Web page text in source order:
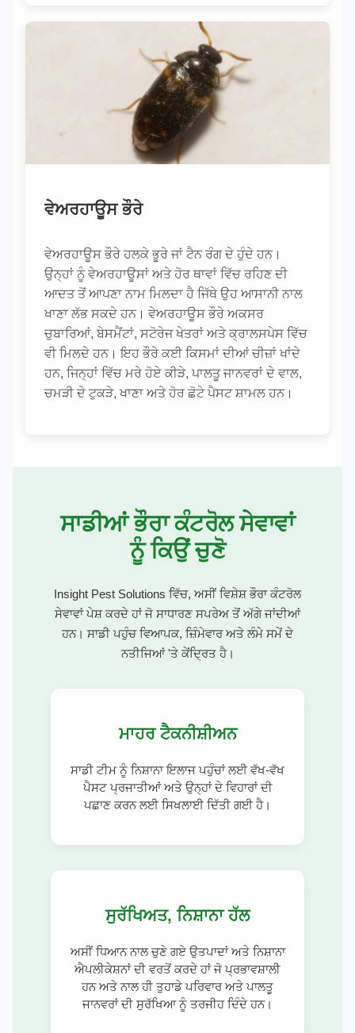
ਵੇਅਰਹਾਊਸ ਭੌਰੇ
ਵੇਅਰਹਾਊਸ ਭੌਰੇ ਹਲਕੇ ਭੂਰੇ ਜਾਂ ਟੈਨ ਰੰਗ ਦੇ ਹੁੰਦੇ ਹਨ।
ਉਨ੍ਹਾਂ ਨੂੰ ਵੇਅਰਹਾਊਸਾਂ ਅਤੇ ਹੋਰ ਥਾਵਾਂ ਵਿੱਚ ਰਹਿਣ ਦੀ
ਆਦਤ ਤੋਂ ਆਪਣਾ ਨਾਮ ਮਿਲਦਾ ਹੈ ਜਿੱਥੇ ਉਹ ਆਸਾਨੀ ਨਾਲ
ਖਾਣਾ ਲੱਭ ਸਕਦੇ ਹਨ। ਵੇਅਰਹਾਊਸ ਭੌਰੇ ਅਕਸਰ
ਚੁਬਾਰਿਆਂ, ਬੇਸਮੈਂਟਾਂ, ਸਟੋਰੇਜ ਖੇਤਰਾਂ ਅਤੇ ਕ੍ਰਾਲਸਪੇਸ ਵਿੱਚ
ਵੀ ਮਿਲਦੇ ਹਨ। ਇਹ ਭੌਰੇ ਕਈ ਕਿਸਮਾਂ ਦੀਆਂ ਚੀਜ਼ਾਂ ਖਾਂਦੇ
ਹਨ, ਜਿਨ੍ਹਾਂ ਵਿੱਚ ਮਰੇ ਹੋਏ ਕੀੜੇ, ਪਾਲਤੂ ਜਾਨਵਰਾਂ ਦੇ ਵਾਲ,
ਚਮੜੀ ਦੇ ਟੁਕੜੇ, ਖਾਣਾ ਅਤੇ ਹੋਰ ਛੋਟੇ ਪੈਸਟ ਸ਼ਾਮਲ ਹਨ।
ਸਾਡੀਆਂ ਭੌਰਾ ਕੰਟਰੋਲ ਸੇਵਾਵਾਂ
ਨੂੰ ਕਿਉਂ ਚੁਣੋ
Insight Pest Solutions ਵਿੱਚ, ਅਸੀਂ ਵਿਸ਼ੇਸ਼ ਭੌਰਾ ਕੰਟਰੋਲ
ਸੇਵਾਵਾਂ ਪੇਸ਼ ਕਰਦੇ ਹਾਂ ਜੋ ਸਾਧਾਰਣ ਸਪਰੇਅ ਤੋਂ ਅੱਗੇ ਜਾਂਦੀਆਂ
ਹਨ। ਸਾਡੀ ਪਹੁੰਚ ਵਿਆਪਕ, ਜ਼ਿੰਮੇਵਾਰ ਅਤੇ ਲੰਮੇ ਸਮੇਂ ਦੇ
ਨਤੀਜਿਆਂ 'ਤੇ ਕੇਂਦ੍ਰਿਤ ਹੈ।
ਮਾਹਰ ਟੈਕਨੀਸ਼ੀਅਨ
ਸਾਡੀ ਟੀਮ ਨੂੰ ਨਿਸ਼ਾਨਾ ਇਲਾਜ ਪਹੁੰਚਾਂ ਲਈ ਵੱਖ-ਵੱਖ
ਪੈਸਟ ਪ੍ਰਜਾਤੀਆਂ ਅਤੇ ਉਨ੍ਹਾਂ ਦੇ ਵਿਹਾਰਾਂ ਦੀ
ਪਛਾਣ ਕਰਨ ਲਈ ਸਿਖਲਾਈ ਦਿੱਤੀ ਗਈ ਹੈ।
ਸੁਰੱਖਿਅਤ, ਨਿਸ਼ਾਨਾ ਹੱਲ
ਅਸੀਂ ਧਿਆਨ ਨਾਲ ਚੁਣੇ ਗਏ ਉਤਪਾਦਾਂ ਅਤੇ ਨਿਸ਼ਾਨਾ
ਐਪਲੀਕੇਸ਼ਨਾਂ ਦੀ ਵਰਤੋਂ ਕਰਦੇ ਹਾਂ ਜੋ ਪ੍ਰਭਾਵਸ਼ਾਲੀ
ਹਨ ਅਤੇ ਨਾਲ ਹੀ ਤੁਹਾਡੇ ਪਰਿਵਾਰ ਅਤੇ ਪਾਲਤੂ
ਜਾਨਵਰਾਂ ਦੀ ਸੁਰੱਖਿਆ ਨੂੰ ਤਰਜੀਹ ਦਿੰਦੇ ਹਨ।